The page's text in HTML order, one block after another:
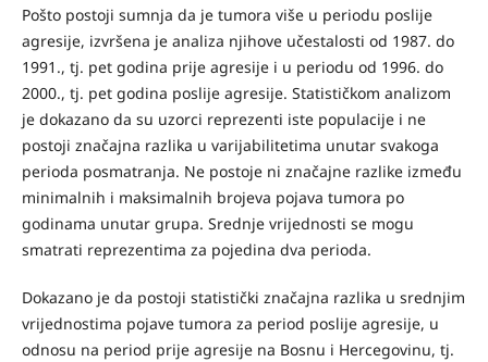
Pošto postoji sumnja da je tumora više u periodu poslije
agresije, izvršena je analiza njihove učestalosti od 1987. do
1991., tj. pet godina prije agresije i u periodu od 1996. do
2000., tj. pet godina poslije agresije. Statističkom analizom
je dokazano da su uzorci reprezenti iste populacije i ne
postoji značajna razlika u varijabilitetima unutar svakoga
perioda posmatranja. Ne postoje ni značajne razlike između
minimalnih i maksimalnih brojeva pojava tumora po
godinama unutar grupa. Srednje vrijednosti se mogu
smatrati reprezentima za pojedina dva perioda.
Dokazano je da postoji statistički značajna razlika u srednjim
vrijednostima pojave tumora za period poslije agresije, u
odnosu na period prije agresije na Bosnu i Hercegovinu, tj.